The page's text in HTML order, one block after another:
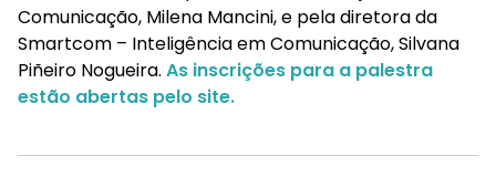
Comunicação, Milena Mancini, e pela diretora da
Smartcom – Inteligência em Comunicação, Silvana
Piñeiro Nogueira. As inscrições para a palestra
estão abertas pelo site.